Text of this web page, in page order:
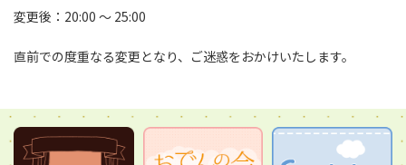
変更後：20:00 〜 25:00
直前での度重なる変更となり、ご迷惑をおかけいたします。